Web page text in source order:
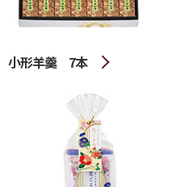
小形羊羹 7本